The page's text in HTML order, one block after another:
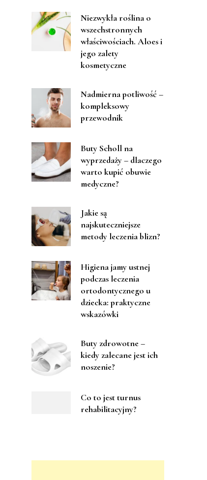
Niezwykła roślina o
wszechstronnych
właściwościach. Aloes i
jego zalety
kosmetyczne
Nadmierna potliwość –
kompleksowy
przewodnik
Buty Scholl na
wyprzedaży – dlaczego
warto kupić obuwie
medyczne?
Jakie są
najskuteczniejsze
metody leczenia blizn?
Higiena jamy ustnej
podczas leczenia
ortodontycznego u
dziecka: praktyczne
wskazówki
Buty zdrowotne –
kiedy zalecane jest ich
noszenie?
Co to jest turnus
rehabilitacyjny?